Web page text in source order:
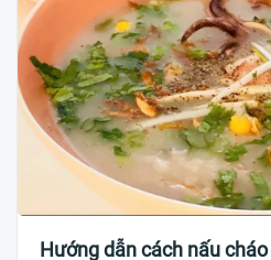
Hướng dẫn cách nấu